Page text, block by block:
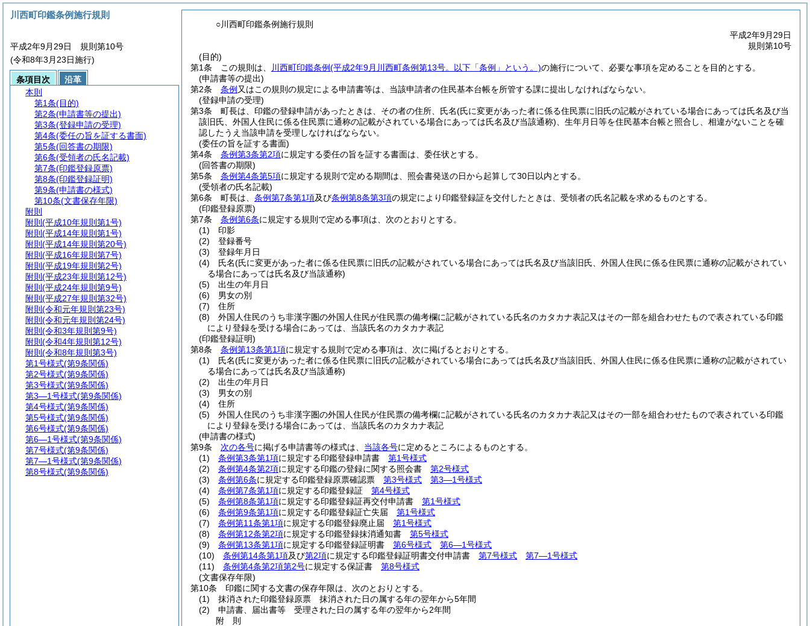
○川西町印鑑条例施行規則
平成2年9月29日
規則第10号
(目的)
第1条
この規則は、 川西町印鑑条例(平成2年9月川西町条例第13号。以下「条例」という。)の施行について、必要な事項を定めることを目的とする。
(申請書等の提出)
第2条
条例 又はこの規則の規定による申請書等は、当該申請者の住民基本台帳を所管する課に提出しなければならない。
(登録申請の受理)
第3条
町長は、印鑑の登録申請があったときは、その者の住所、氏名(氏に変更があった者に係る住民票に旧氏の記載がされている場合にあっては氏名及び当
該旧氏、外国人住民に係る住民票に通称の記載がされている場合にあっては氏名及び当該通称) 、生年月日等を住民基本台帳と照合し、相違がないことを確
認したうえ当該申請を受理しなければならない。
(委任の旨を証する書面)
第4条
条例第3条第2項に規定する委任の旨を証する書面は、委任状とする。
(回答書の期限)
第5条
条例第4条第5項に規定する規則で定める期間は、照会書発送の日から起算して30日以内とする。
(受領者の氏名記載)
第6条
町長は、 条例第7条第1項及び条例第8条第3項の規定により印鑑登録証を交付したときは、受領者の氏名記載を求めるものとする。
(印鑑登録原票)
第7条
条例第6条に規定する規則で定める事項は、次のとおりとする。
(1)
印影
(2)
登録番号
(3)
登録年月日
(4)
氏名(氏に変更があった者に係る住民票に旧氏の記載がされている場合にあっては氏名及び当該旧氏、外国人住民に係る住民票に通称の記載がされてい
る場合にあっては氏名及び当該通称)
(5)
出生の年月日
(6)
男女の別
(7)
住所
(8)
外国人住民のうち非漢字圏の外国人住民が住民票の備考欄に記載がされている氏名のカタカナ表記又はその一部を組合わせたもので表されている印鑑
により登録を受ける場合にあっては、当該氏名のカタカナ表記
(印鑑登録証明)
第8条
条例第13条第1項に規定する規則で定める事項は、次に掲げるとおりとする。
(1)
氏名(氏に変更があった者に係る住民票に旧氏の記載がされている場合にあっては氏名及び当該旧氏、外国人住民に係る住民票に通称の記載がされてい
る場合にあっては氏名及び当該通称)
(2)
出生の年月日
(3)
男女の別
(4)
住所
(5)
外国人住民のうち非漢字圏の外国人住民が住民票の備考欄に記載がされている氏名のカタカナ表記又はその一部を組合わせたもので表されている印鑑
により登録を受ける場合にあっては、当該氏名のカタカナ表記
(申請書の様式)
第9条
次の各号に掲げる申請書等の様式は、 当該各号に定めるところによるものとする。
(1)
条例第3条第1項に規定する印鑑登録申請書 第1号様式
(2)
条例第4条第2項に規定する印鑑の登録に関する照会書 第2号様式
(3)
条例第6条に規定する印鑑登録原票確認票 第3号様式
第3―1号様式
(4)
条例第7条第1項に規定する印鑑登録証 第4号様式
(5)
条例第8条第1項に規定する印鑑登録証再交付申請書 第1号様式
(6)
条例第9条第1項に規定する印鑑登録証亡失届 第1号様式
(7)
条例第11条第1項に規定する印鑑登録廃止届 第1号様式
(8)
条例第12条第2項に規定する印鑑登録抹消通知書 第5号様式
(9)
条例第13条第1項に規定する印鑑登録証明書 第6号様式
第6―1号様式
(10)
条例第14条第1項及び第2項に規定する印鑑登録証明書交付申請書 第7号様式
第7―1号様式
(11)
条例第4条第2項第2号に規定する保証書 第8号様式
(文書保存年限)
第10条
印鑑に関する文書の保存年限は、次のとおりとする。
(1)
抹消された印鑑登録原票 抹消された日の属する年の翌年から5年間
(2)
申請書、届出書等 受理された日の属する年の翌年から2年間
附 則
川西町印鑑条例施行規則
平成2年9月29日 規則第10号
(令和8年3月23日施行)
条項目次
沿革
本則
第1条(目的)
第2条(申請書等の提出)
第3条(登録申請の受理)
第4条(委任の旨を証する書面)
第5条(回答書の期限)
第6条(受領者の氏名記載)
第7条(印鑑登録原票)
第8条(印鑑登録証明)
第9条(申請書の様式)
第10条(文書保存年限)
附則
附則 (平成10年規則第1号)
附則 (平成14年規則第1号)
附則 (平成14年規則第20号)
附則 (平成16年規則第7号)
附則 (平成19年規則第2号)
附則 (平成23年規則第12号)
附則 (平成24年規則第9号)
附則 (平成27年規則第32号)
附則 (令和元年規則第23号)
附則 (令和元年規則第24号)
附則 (令和3年規則第9号)
附則 (令和4年規則第12号)
附則 (令和8年規則第3号)
第1号様式(第9条関係)
第2号様式(第9条関係)
第3号様式(第9条関係)
第3―1号様式(第9条関係)
第4号様式(第9条関係)
第5号様式(第9条関係)
第6号様式(第9条関係)
第6―1号様式(第9条関係)
第7号様式(第9条関係)
第7―1号様式(第9条関係)
第8号様式(第9条関係)